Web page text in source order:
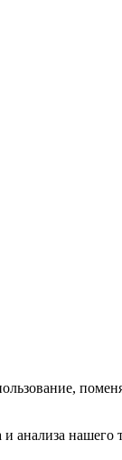
и анализа